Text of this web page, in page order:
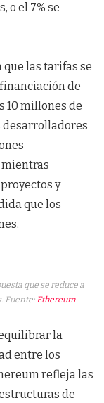
o el 7% se
las tarifas se
de
10 millones de
desarrolladores
mientras
y
que los
que se reduce a
Fuente: Ethereum
la
entre los
refleja las
de